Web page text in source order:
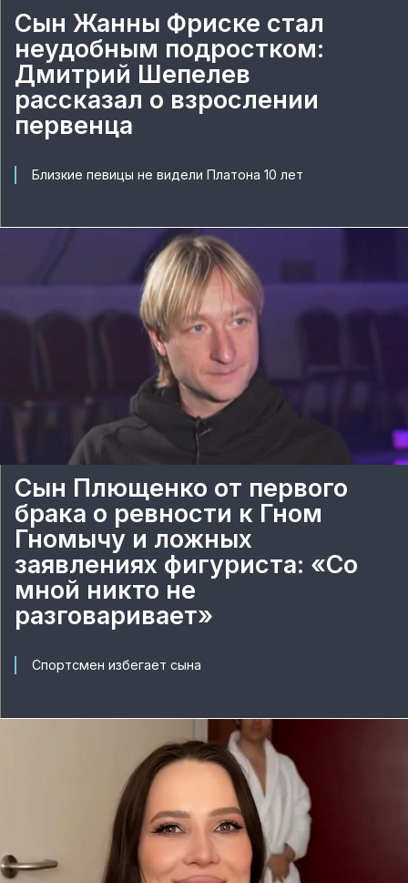
Сын Жанны Фриске стал
неудобным подростком:
Дмитрий Шепелев
рассказал о взрослении
первенца
Близкие певицы не видели Платона 10 лет
Сын Плющенко от первого
брака о ревности к Гном
Гномычу и ложных
заявлениях фигуриста: «Со
мной никто не
разговаривает»
Спортсмен избегает сына